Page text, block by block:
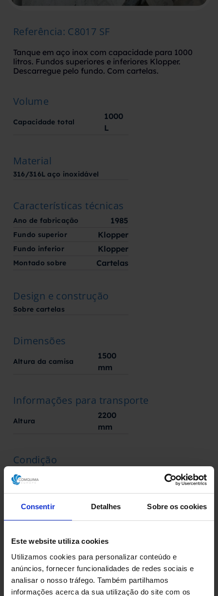
Consentir Detalhes Sobre os cookies
Este website utiliza cookies
Utilizamos cookies para personalizar conteúdo e
anúncios, fornecer funcionalidades de redes sociais e
analisar o nosso tráfego. Também partilhamos
informações acerca da sua utilização do site com os
Referência: C8017 SF
Tanque em aço inox com capacidade para 1000
litros. Fundos superiores e inferiores Klopper.
Descarregue pelo fundo. Com cartelas.
Volume
Capacidade total
1000
L
Material
316/316L aço inoxidável
Características técnicas
Ano de fabricação 1985
Fundo superior Klopper
Fundo inferior Klopper
Montado sobre Cartelas
Design e construção
Sobre cartelas
Dimensões
Altura da camisa
1500
mm
Informações para transporte
Altura
2200
mm
Condição
No estado
Fabricado por
Fabricante desconhecido